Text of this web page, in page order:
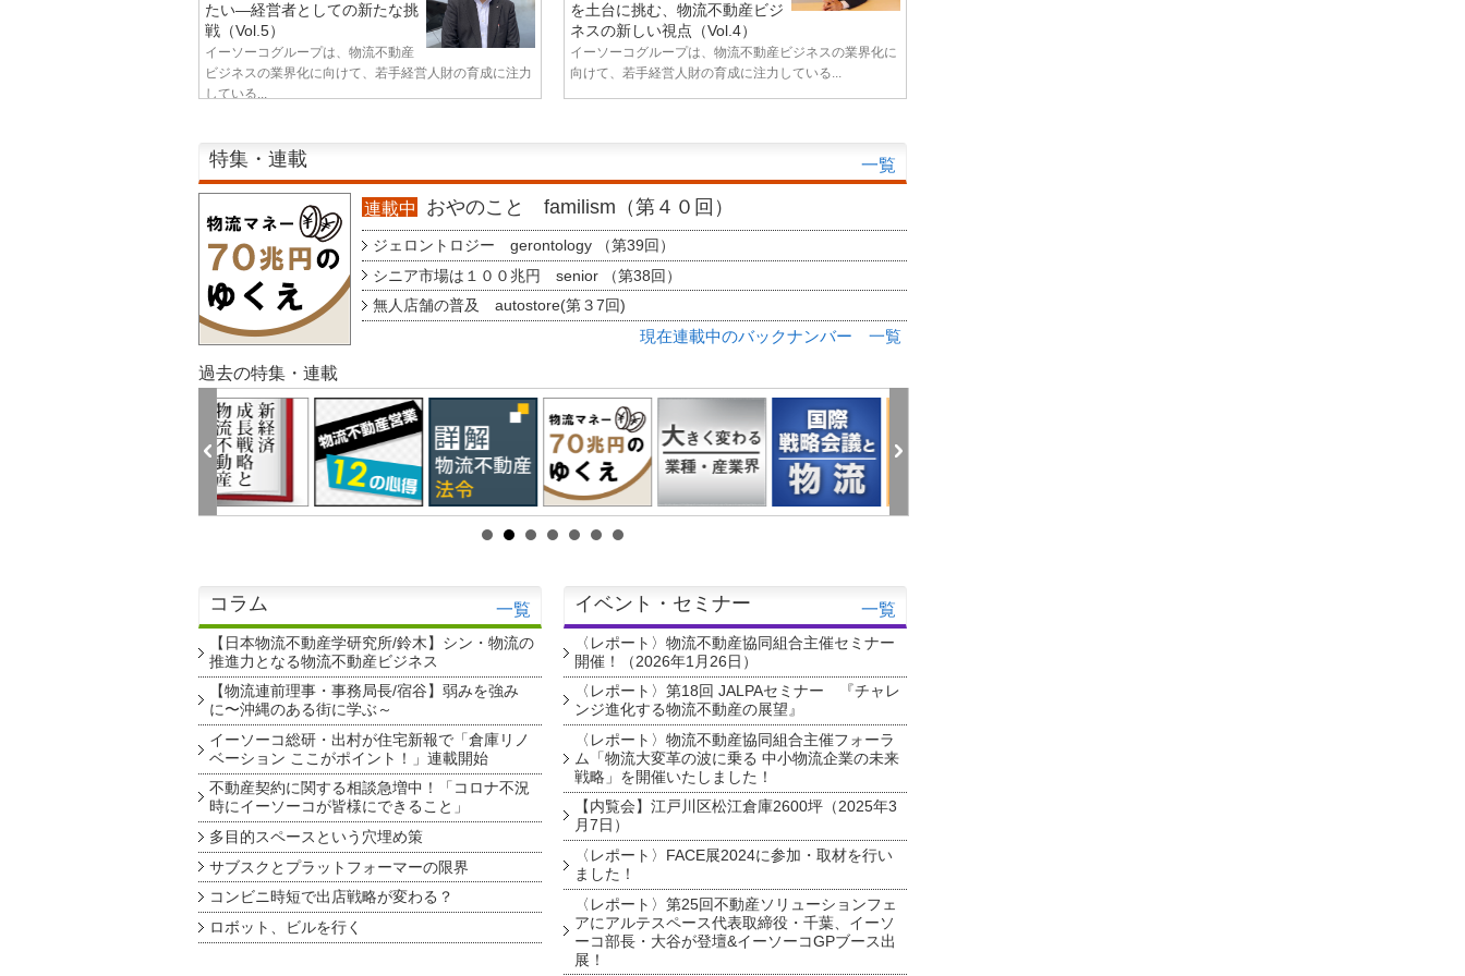
たい—経営者としての新たな挑
戦（Vol.5）
イーソーコグループは、物流不動産
ビジネスの業界化に向けて、若手経営人財の育成に注力
している...
を土台に挑む、物流不動産ビジ
ネスの新しい視点（Vol.4）
イーソーコグループは、物流不動産ビジネスの業界化に
向けて、若手経営人財の育成に注力している...
特集・連載 一覧
連載中 おやのこと familism（第４０回）
ジェロントロジー gerontology （第39回）
シニア市場は１００兆円 senior （第38回）
無人店舗の普及 autostore(第３7回)
現在連載中のバックナンバー 一覧
過去の特集・連載
コラム 一覧
【日本物流不動産学研究所/鈴木】シン・物流の
推進力となる物流不動産ビジネス
【物流連前理事・事務局長/宿谷】弱みを強み
に〜沖縄のある街に学ぶ～
イーソーコ総研・出村が住宅新報で「倉庫リノ
ベーション ここがポイント！」連載開始
不動産契約に関する相談急増中！「コロナ不況
時にイーソーコが皆様にできること」
多目的スペースという穴埋め策
サブスクとプラットフォーマーの限界
コンビニ時短で出店戦略が変わる？
ロボット、ビルを行く
イベント・セミナー 一覧
〈レポート〉物流不動産協同組合主催セミナー
開催！（2026年1月26日）
〈レポート〉第18回 JALPAセミナー 『チャレ
ンジ進化する物流不動産の展望』
〈レポート〉物流不動産協同組合主催フォーラ
ム「物流大変革の波に乗る 中小物流企業の未来
戦略」を開催いたしました！
【内覧会】江戸川区松江倉庫2600坪（2025年3
月7日）
〈レポート〉FACE展2024に参加・取材を行い
ました！
〈レポート〉第25回不動産ソリューションフェ
アにアルテスペース代表取締役・千葉、イーソ
ーコ部長・大谷が登壇&イーソーコGPブース出
展！